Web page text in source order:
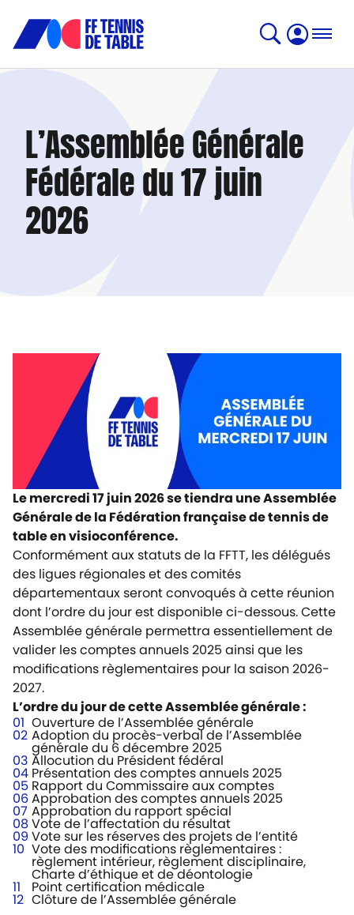
L’Assemblée Générale
Fédérale du 17 juin
2026
Le mercredi 17 juin 2026 se tiendra une Assemblée
Générale de la Fédération française de tennis de
table en visioconférence.
Conformément aux statuts de la FFTT, les délégués
des ligues régionales et des comités
départementaux seront convoqués à cette réunion
dont l’ordre du jour est disponible ci-dessous. Cette
Assemblée générale permettra essentiellement de
valider les comptes annuels 2025 ainsi que les
modifications règlementaires pour la saison 2026-
2027.
L’ordre du jour de cette Assemblée générale :
Ouverture de l’Assemblée générale
Adoption du procès-verbal de l’Assemblée
générale du 6 décembre 2025
Allocution du Président fédéral
Présentation des comptes annuels 2025
Rapport du Commissaire aux comptes
Approbation des comptes annuels 2025
Approbation du rapport spécial
Vote de l’affectation du résultat
Vote sur les réserves des projets de l’entité
Vote des modifications règlementaires :
règlement intérieur, règlement disciplinaire,
Charte d’éthique et de déontologie
Point certification médicale
Clôture de l’Assemblée générale